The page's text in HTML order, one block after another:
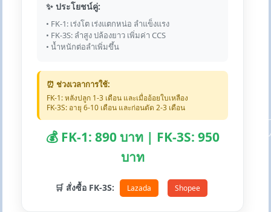
✨ ประโยชน์คู่:
• FK-1: เร่งโต เร่งแตกหน่อ ลำแข็งแรง
• FK-3S: ลำสูง ปล้องยาว เพิ่มค่า CCS
• น้ำหนักต่อลำเพิ่มขึ้น
⏰ ช่วงเวลาการใช้:
FK-1: หลังปลูก 1-3 เดือน และเมื่ออ้อยใบเหลือง
FK-3S: อายุ 6-10 เดือน และก่อนตัด 2-3 เดือน
💰 FK-1: 890 บาท | FK-3S: 950
บาท
🛒 สั่งซื้อ FK-3S: Lazada Shopee